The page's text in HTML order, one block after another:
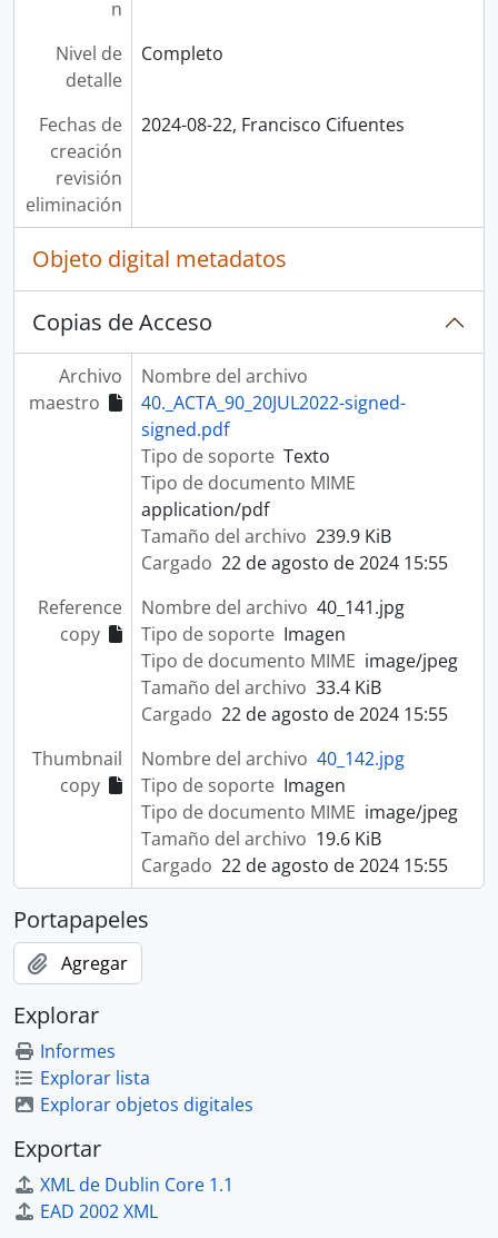
n
Nivel de
detalle
Completo
Fechas de
creación
revisión
eliminación
2024-08-22, Francisco Cifuentes
Objeto digital metadatos
Copias de Acceso
Archivo
maestro
Nombre del archivo
40._ACTA_90_20JUL2022-signed-
signed.pdf
Tipo de soporte Texto
Tipo de documento MIME
application/pdf
Tamaño del archivo 239.9 KiB
Cargado 22 de agosto de 2024 15:55
Reference
copy
Nombre del archivo 40_141.jpg
Tipo de soporte Imagen
Tipo de documento MIME image/jpeg
Tamaño del archivo 33.4 KiB
Cargado 22 de agosto de 2024 15:55
Thumbnail
copy
Nombre del archivo 40_142.jpg
Tipo de soporte Imagen
Tipo de documento MIME image/jpeg
Tamaño del archivo 19.6 KiB
Cargado 22 de agosto de 2024 15:55
Portapapeles
Agregar
Explorar
Informes
Explorar lista
Explorar objetos digitales
Exportar
XML de Dublin Core 1.1
EAD 2002 XML